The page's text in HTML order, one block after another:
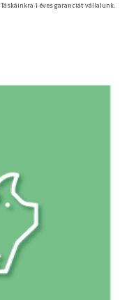
Táskáinkra 1 éves garanciát vállalunk.